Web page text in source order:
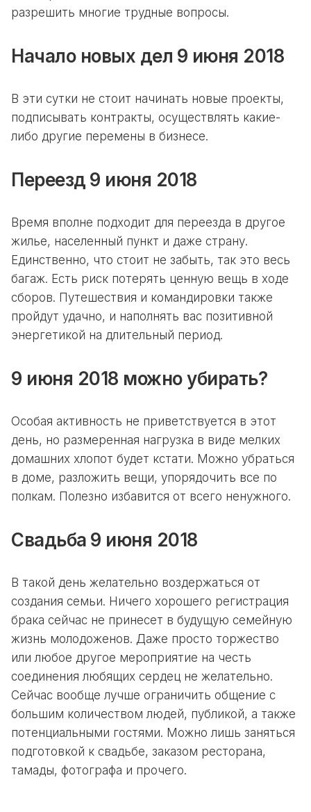
разрешить многие трудные вопросы.
Начало новых дел 9 июня 2018
В эти сутки не стоит начинать новые проекты,
подписывать контракты, осуществлять какие-
либо другие перемены в бизнесе.
Переезд 9 июня 2018
Время вполне подходит для переезда в другое
жилье, населенный пункт и даже страну.
Единственно, что стоит не забыть, так это весь
багаж. Есть риск потерять ценную вещь в ходе
сборов. Путешествия и командировки также
пройдут удачно, и наполнять вас позитивной
энергетикой на длительный период.
9 июня 2018 можно убирать?
Особая активность не приветствуется в этот
день, но размеренная нагрузка в виде мелких
домашних хлопот будет кстати. Можно убраться
в доме, разложить вещи, упорядочить все по
полкам. Полезно избавится от всего ненужного.
Свадьба 9 июня 2018
В такой день желательно воздержаться от
создания семьи. Ничего хорошего регистрация
брака сейчас не принесет в будущую семейную
жизнь молодоженов. Даже просто торжество
или любое другое мероприятие на честь
соединения любящих сердец не желательно.
Сейчас вообще лучше ограничить общение с
большим количеством людей, публикой, а также
потенциальными гостями. Можно лишь заняться
подготовкой к свадьбе, заказом ресторана,
тамады, фотографа и прочего.